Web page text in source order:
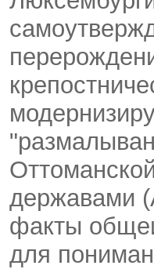
державами
факты
для